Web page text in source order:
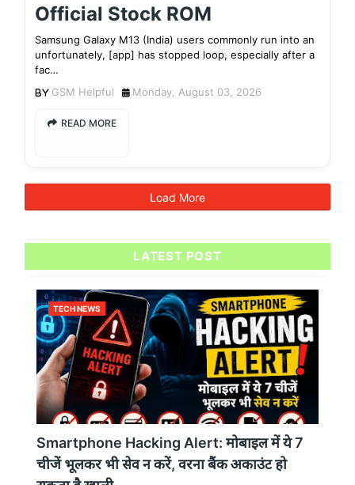
Official Stock ROM
Samsung Galaxy M13 (India) users commonly run into an
unfortunately, [app] has stopped loop, especially after a
fac…
GSM Helpful
Monday, August 03, 2026
READ MORE
Load More
LATEST POST
TECH NEWS
Smartphone Hacking Alert: मोबाइल में ये 7
चीजें भूलकर भी सेव न करें, वरना बैंक अकाउंट हो